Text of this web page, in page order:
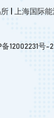
| 上海国际
备12002231号-2